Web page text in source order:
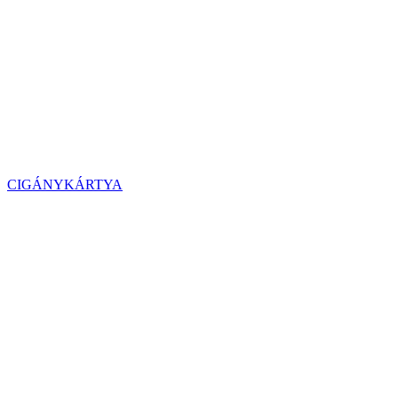
CIGÁNYKÁRTYA